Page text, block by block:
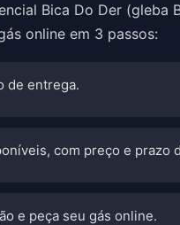
Bica Do Der (gleba
online em 3 passos:
de entrega.
com preço e prazo
e peça seu gás online.